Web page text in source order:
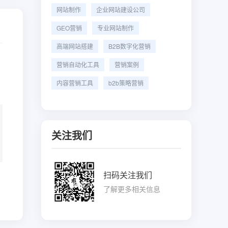
网站制作 企业网站建设公司
GEO营销 专业网站制作
高端网站搭建 B2B数字化营销
营销自动化工具 营销案例
内容营销工具 b2b策略营销
关注我们
扫码关注我们
了解更多相关信息